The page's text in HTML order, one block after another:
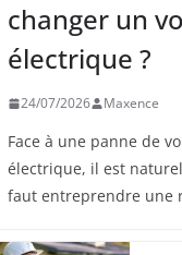
changer un
électrique ?
24/07/2026 Maxence
Face à une panne de
électrique, il est
faut entreprendre une